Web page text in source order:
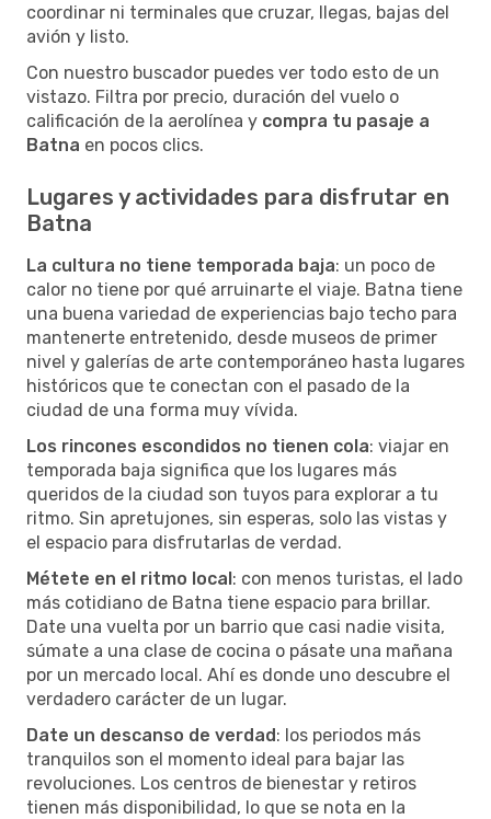
coordinar ni terminales que cruzar, llegas, bajas del
avión y listo.
Con nuestro buscador puedes ver todo esto de un
vistazo. Filtra por precio, duración del vuelo o
calificación de la aerolínea y compra tu pasaje a
Batna en pocos clics.
Lugares y actividades para disfrutar en
Batna
La cultura no tiene temporada baja: un poco de
calor no tiene por qué arruinarte el viaje. Batna tiene
una buena variedad de experiencias bajo techo para
mantenerte entretenido, desde museos de primer
nivel y galerías de arte contemporáneo hasta lugares
históricos que te conectan con el pasado de la
ciudad de una forma muy vívida.
Los rincones escondidos no tienen cola: viajar en
temporada baja significa que los lugares más
queridos de la ciudad son tuyos para explorar a tu
ritmo. Sin apretujones, sin esperas, solo las vistas y
el espacio para disfrutarlas de verdad.
Métete en el ritmo local: con menos turistas, el lado
más cotidiano de Batna tiene espacio para brillar.
Date una vuelta por un barrio que casi nadie visita,
súmate a una clase de cocina o pásate una mañana
por un mercado local. Ahí es donde uno descubre el
verdadero carácter de un lugar.
Date un descanso de verdad: los periodos más
tranquilos son el momento ideal para bajar las
revoluciones. Los centros de bienestar y retiros
tienen más disponibilidad, lo que se nota en la